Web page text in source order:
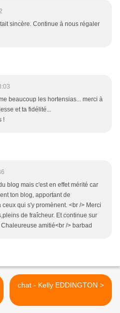
sincère. Continue à nous régaler
beaucoup les hortensias... merci à
et ta fidélité...
!
blog mais c'est en effet mérité car
ton blog, apportant de
qui s'y promènent. <br /> Merci
de fraîcheur. Et continue sur
amitié<br /> barbad
chat - Kelly EDDINGTON >